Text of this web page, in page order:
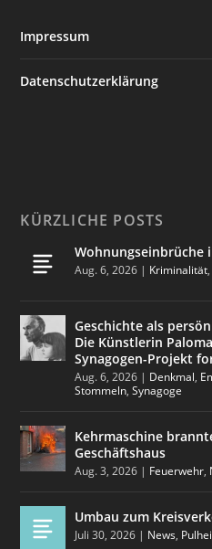
Impressum
Datenschutzerklärung
KÜRZLICHE POSTS
Wohnungseinbrüche
Aug. 6, 2026 | Kriminalität,
Geschichte als
Die Künstlerin
Synagogen-Projekt
Aug. 6, 2026 | Denkmal,
Stommeln,Synagoge
Kehrmaschine
Geschäftshaus
Aug. 3, 2026 | Feuerwehr,
Umbau zum
Juli 30, 2026 | News,